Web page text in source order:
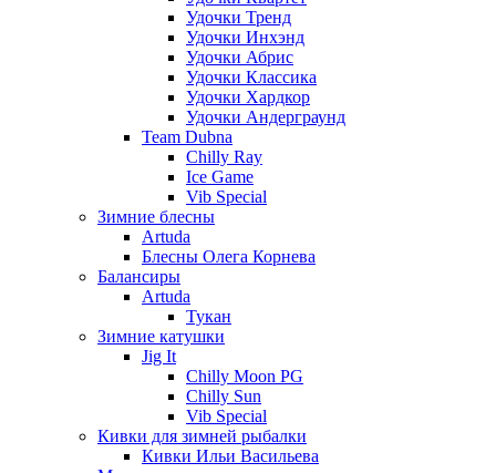
Удочки Тренд
Удочки Инхэнд
Удочки Абрис
Удочки Классика
Удочки Хардкор
Удочки Андерграунд
Team Dubna
Chilly Ray
Ice Game
Vib Special
Зимние блесны
Artuda
Блесны Олега Корнева
Балансиры
Artuda
Тукан
Зимние катушки
Jig It
Chilly Moon PG
Chilly Sun
Vib Special
Кивки для зимней рыбалки
Кивки Ильи Васильева